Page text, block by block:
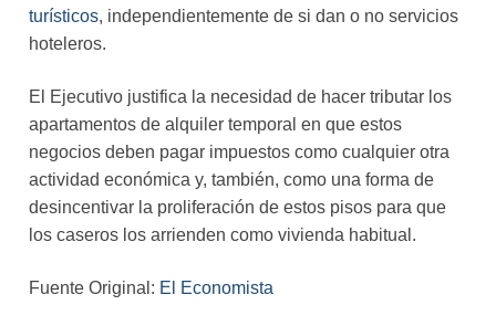
turísticos, independientemente de si dan o no servicios
hoteleros.
El Ejecutivo justifica la necesidad de hacer tributar los
apartamentos de alquiler temporal en que estos
negocios deben pagar impuestos como cualquier otra
actividad económica y, también, como una forma de
desincentivar la proliferación de estos pisos para que
los caseros los arrienden como vivienda habitual.
Fuente Original: El Economista